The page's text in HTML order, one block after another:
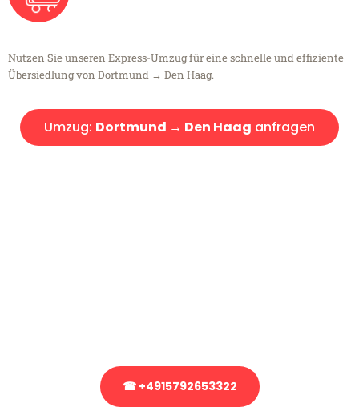
Nutzen Sie unseren Express-Umzug für eine schnelle und effiziente
Übersiedlung von Dortmund → Den Haag.
Umzug: Dortmund → Den Haag anfragen
☎ +4915792653322